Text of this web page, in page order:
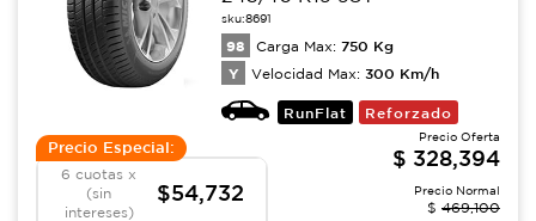
sku:8691
98 Carga Max: 750 Kg
Y Velocidad Max: 300 Km/h
RunFlat Reforzado
Precio Especial:
6 cuotas x
(sin
intereses)
$54,732
Precio Oferta
$ 328,394
Precio Normal
$ 469,100